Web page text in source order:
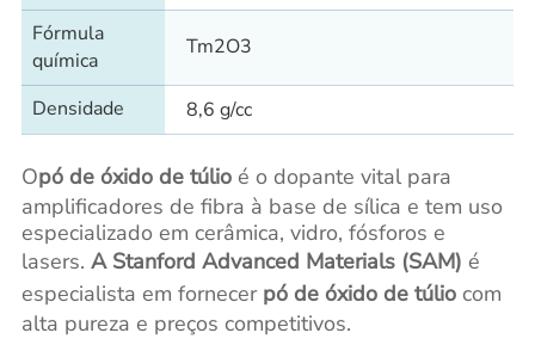
Fórmula
química
Tm2O3
Densidade 8,6 g/cc
Opó de óxido de túlio é o dopante vital para
amplificadores de fibra à base de sílica e tem uso
especializado em cerâmica, vidro, fósforos e
lasers. A Stanford Advanced Materials (SAM) é
especialista em fornecerpó de óxido de túliocom
alta pureza e preços competitivos.